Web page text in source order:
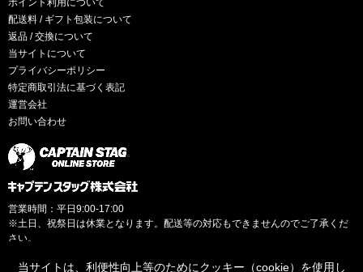
配送料 / ギフト包装について
返品 / 交換について
当サイトについて
プライバシーポリシー
特定商取引法に基づく表記
運営会社
お問い合わせ
営業時間：平日9:00-17:00
※土日、祝祭日は休業となります。配送等の対応もできませんのでご了承くだ
さい。
当サイトは、利便性向上等のためにクッキー（cookie）を使用し